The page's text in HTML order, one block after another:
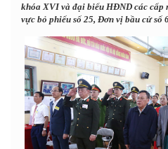
khóa XVI và đại biểu HĐND các cấp
vực bỏ phiếu số 25, Đơn vị bầu cử số